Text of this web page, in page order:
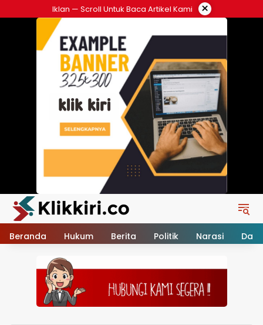
ke
Iklan — Scroll Untuk Baca Artikel Kami ×
Beranda Hukum Berita Politik Narasi